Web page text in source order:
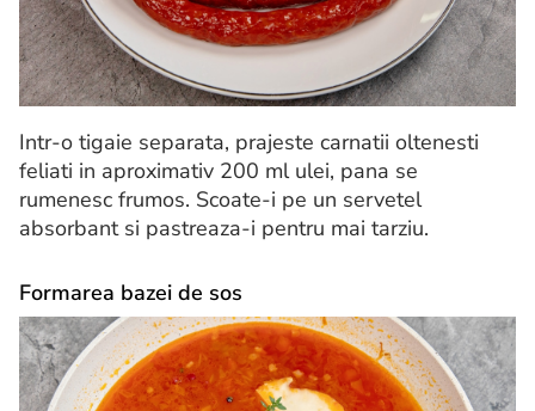
Intr-o tigaie separata, prajeste carnatii oltenesti
feliati in aproximativ 200 ml ulei, pana se
rumenesc frumos. Scoate-i pe un servetel
absorbant si pastreaza-i pentru mai tarziu.
Formarea bazei de sos